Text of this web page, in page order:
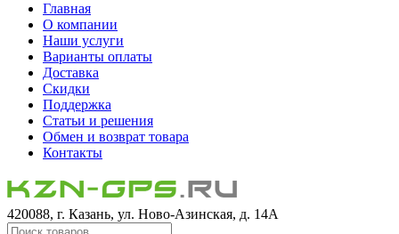
Главная
О компании
Наши услуги
Варианты оплаты
Доставка
Скидки
Поддержка
Статьи и решения
Обмен и возврат товара
Контакты
420088, г. Казань, ул. Ново-Азинская, д. 14А